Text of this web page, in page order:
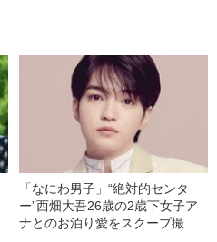
「なにわ男子」“絶対的センタ
ー”西畑大吾26歳の2歳下女子ア
ナとのお泊り愛をスクープ撮